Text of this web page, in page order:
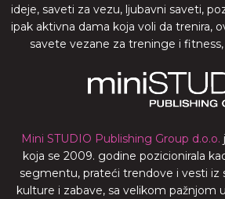
ideje, saveti za vezu, ljubavni saveti,
ipak aktivna dama koja voli da trenira,
savete vezane za treninge i fitness,
Mini STUDIO Publishing Group d.o.o.
koja se 2009. godine pozicionirala
segmentu, prateći trendove i vesti iz
kulture i zabave, sa velikom pažnjom